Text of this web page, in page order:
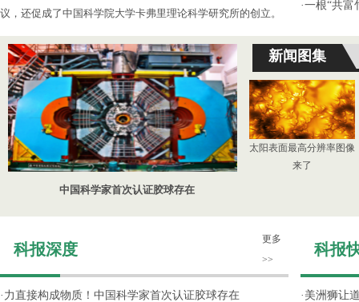
议，还促成了中国科学院大学卡弗里理论科学研究所的创立。
·一根“共富
中国科学家首次认证胶球存在
新闻图集
太阳表面最高分辨率图像
来了
科报深度
更多
>>
· 力直接构成物质！中国科学家首次认证胶球存在
科报
· 美洲狮让